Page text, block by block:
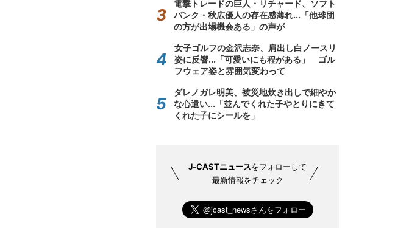
電撃トレードの巨人・リチャード、ソフト
バンク・秋広優人の存在感薄れ...「他球団
の方が出場機会ある」の声が
女子ゴルフの金沢志奈、肩出し白ノースリ
姿に反響...「可愛いにも程がある」 ゴル
フウェア姿と雰囲気変わって
ダレノガレ明美、被災地炊き出しで細やか
な心遣い...「並んでくれた子やとりにきて
くれた子にシールを」
J-CASTニュースをフォローして
最新情報をチェック